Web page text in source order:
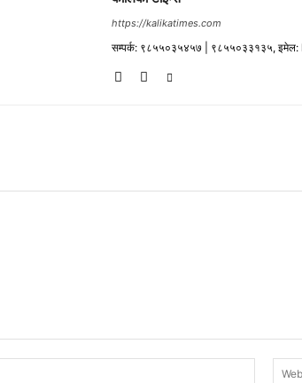
https://kalikatimes.com
सम्पर्क: ९८५५०३५४५७ | ९८५५०३३१३५,
Email: